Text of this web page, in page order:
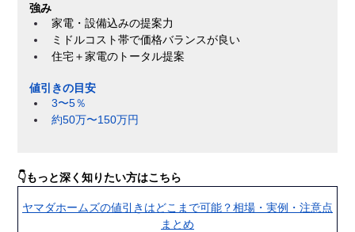
強み
家電・設備込みの提案力
ミドルコスト帯で価格バランスが良い
住宅＋家電のトータル提案
値引きの目安
3〜5％
約50万〜150万円
👇もっと深く知りたい方はこちら
ヤマダホームズの値引きはどこまで可能？相場・実例・注意点
まとめ